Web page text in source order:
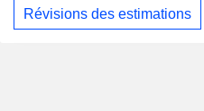
Révisions des estimations